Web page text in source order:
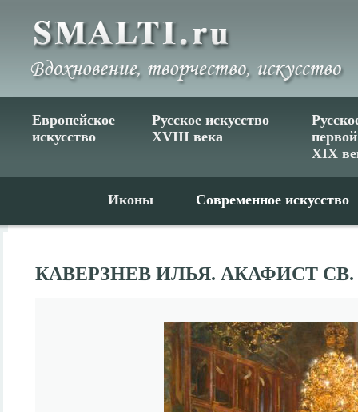
Европейское
искусство
Русское искусство
XVIII века
XIX
Иконы Современное искусство
КАВЕРЗНЕВ ИЛЬЯ. АКАФИСТ